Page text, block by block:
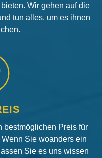
Wir gehen auf die
tun alles, um es ihnen
bestmöglichen Preis für
Wenn Sie woanders ein
Sie es uns wissen